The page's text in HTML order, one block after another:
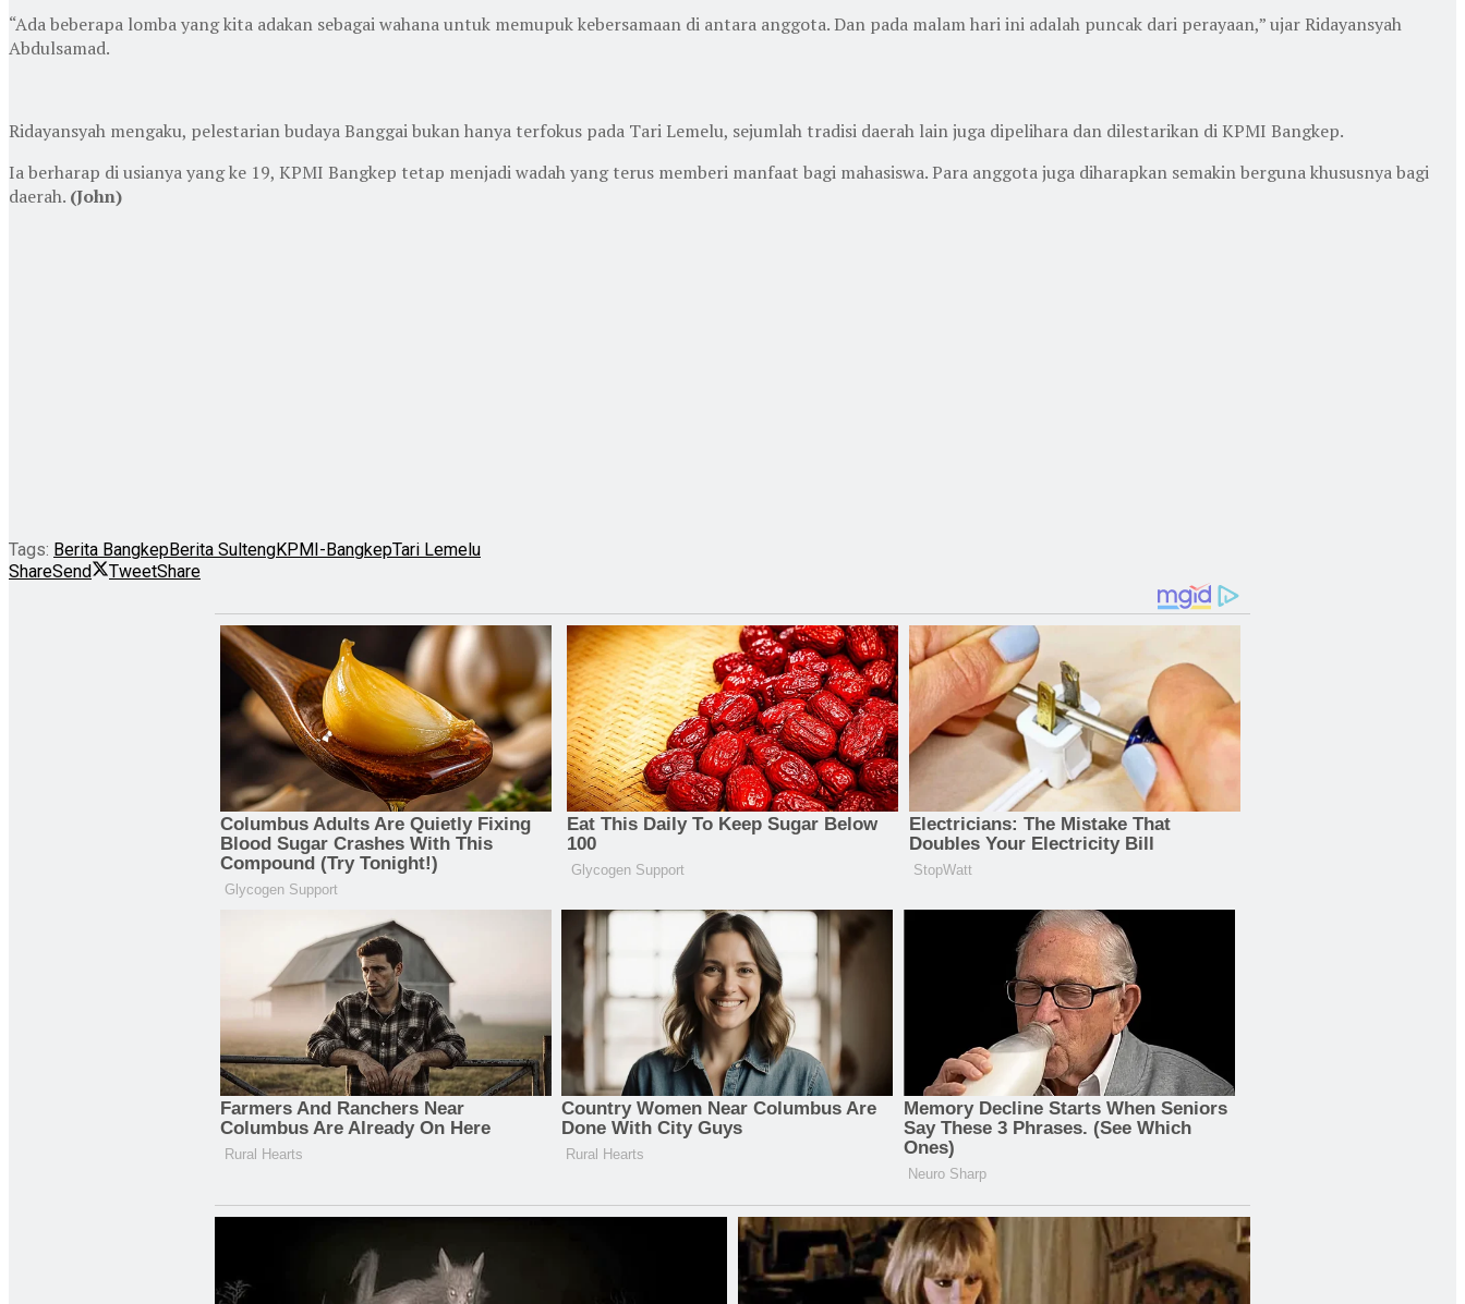
“Ada beberapa lomba yang kita adakan sebagai wahana untuk memupuk kebersamaan di antara anggota. Dan pada malam hari ini adalah puncak dari perayaan,” ujar Ridayansyah
Abdulsamad.
Ridayansyah mengaku, pelestarian budaya Banggai bukan hanya terfokus pada Tari Lemelu, sejumlah tradisi daerah lain juga dipelihara dan dilestarikan di KPMI Bangkep.
Ia berharap di usianya yang ke 19, KPMI Bangkep tetap menjadi wadah yang terus memberi manfaat bagi mahasiswa. Para anggota juga diharapkan semakin berguna khususnya bagi
daerah. (John)
Tags: Berita BangkepBerita SultengKPMI-BangkepTari Lemelu
ShareSend TweetShare